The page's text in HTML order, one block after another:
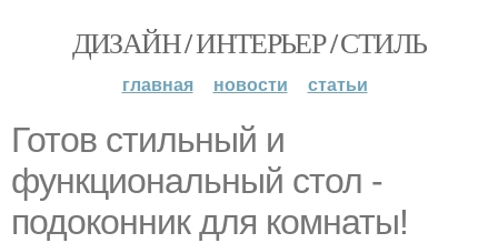
ДИЗАЙН / ИНТЕРЬЕР / СТИЛЬ
главная новости статьи
Готов стильный и
функциональный стол -
подоконник для комнаты!